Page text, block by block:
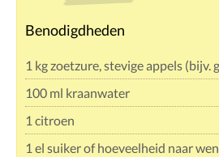
Benodigdheden
1 kg zoetzure, stevige appels (bijv.
100 ml kraanwater
1 citroen
1 el suiker of hoeveelheid naar